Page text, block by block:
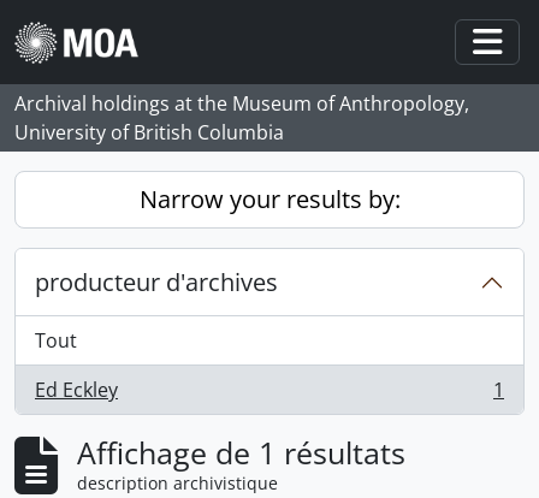
Skip to main content
Archival holdings at the Museum of Anthropology,
University of British Columbia
Narrow your results by:
producteur d'archives
Tout
Ed Eckley
, 1 résultats 1
Affichage de 1 résultats
description archivistique